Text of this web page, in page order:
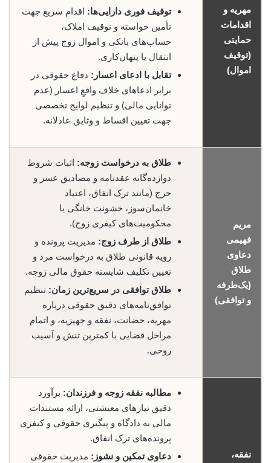
مهریه و
اقدامات
حمایتی
(توقیف
اموال)
توقیف فوری دارایی‌ها: اقدام سریع جهت
تأمین خواسته و توقیف املاک،
حساب‌های بانکی و اموال زوج پیش از
انتقال یا پنهان‌کاری.
تقابل با ادعای اعسار: دفاع حقوقی در
برابر ادعاهای خلاف واقعِ اعسار (عدم
توانایی مالی) و تنظیم لوایح تخصصی
جهت تعیین اقساط و وثایق عادلانه.
مریم
فهیمی
دعاوی
طلاق
(یک‌طرفه
و توافقی)
طلاق به درخواست زوجه: اثبات شروط
دوازده‌گانه عقدنامه و مصادیق عسر و
حرج (مانند ترک انفاق، اعتیاد
خانمان‌سوز، خشونت خانگی یا
محکومیت‌های کیفری زوج).
طلاق از طرف زوج: مدیریت پرونده و
رویه قانونی طلاق به درخواست مرد و
تعیین تکلیف شایسته حقوق مالی زوجه.
طلاق توافقی در سریع‌ترین زمان: تنظیم
توافق‌نامه‌های دقیق حقوقی درباره
مهریه، حضانت، نفقه و جهیزیه، و اتمام
مراحل قضایی با کمترین تنش و آسیب
روحی.
نفقه،
مطالبه نفقه زوجه و فرزندان: برآورد
دقیق نیازهای معیشتی، ارائه مستندات
مالی به دادگاه و پیگیری حقوقی و کیفری
پرونده‌های ترک انفاق.
دعاوی تمکین و نشوز: مدیریت حقوقی